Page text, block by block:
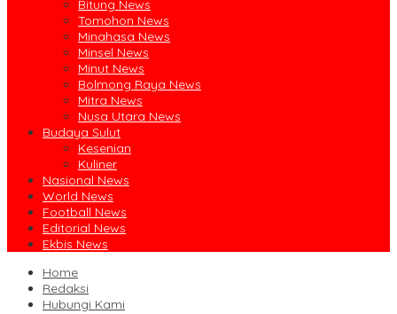
Bitung News
Tomohon News
Minahasa News
Minsel News
Minut News
Bolmong Raya News
Mitra News
Nusa Utara News
Budaya Sulut
Kesenian
Kuliner
Nasional News
World News
Football News
Editorial News
Ekbis News
Home
Redaksi
Hubungi Kami